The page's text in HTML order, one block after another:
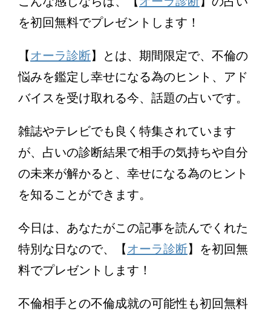
を初回無料でプレゼントします！
【オーラ診断】とは、期間限定で、不倫の
悩みを鑑定し幸せになる為のヒント、アド
バイスを受け取れる今、話題の占いです。
雑誌やテレビでも良く特集されています
が、占いの診断結果で相手の気持ちや自分
の未来が解かると、幸せになる為のヒント
を知ることができます。
今日は、あなたがこの記事を読んでくれた
特別な日なので、【オーラ診断】を初回無
料でプレゼントします！
不倫相手との不倫成就の可能性も初回無料